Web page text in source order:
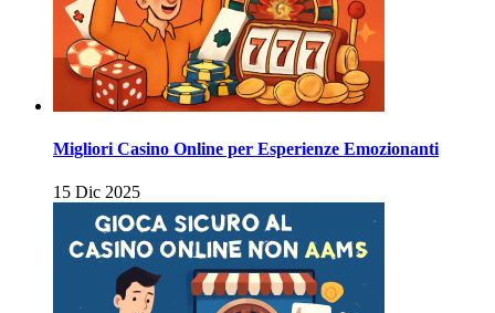
Migliori Casino Online per Esperienze Emozionanti
15 Dic 2025